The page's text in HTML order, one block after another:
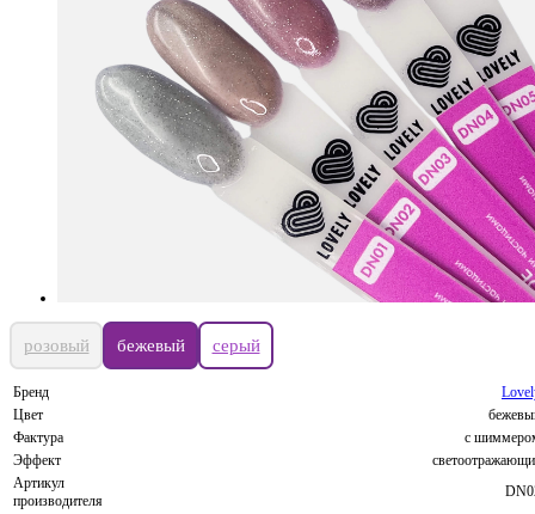
розовый бежевый серый
Бренд
Цвет
Фактура
с
Эффект
Артикул
производителя